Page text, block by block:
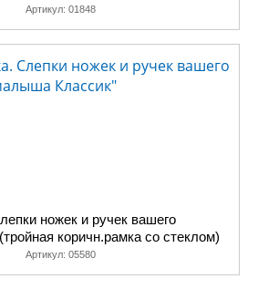
Артикул: 01848
ножек и ручек вашего
коричн.рамка со стеклом)
Артикул: 05580